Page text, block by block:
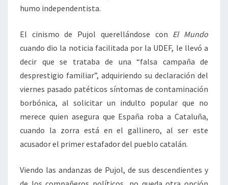
humo independentista.
El cinismo de Pujol querellándose con El Mundo
cuando dio la noticia facilitada por la UDEF, le llevó a
decir que se trataba de una “falsa campaña de
desprestigio familiar”, adquiriendo su declaración del
viernes pasado patéticos síntomas de contaminación
borbónica, al solicitar un indulto popular que no
merece quien asegura que España roba a Cataluña,
cuando la zorra está en el gallinero, al ser este
acusador el primer estafador del pueblo catalán.
Viendo las andanzas de Pujol, de sus descendientes y